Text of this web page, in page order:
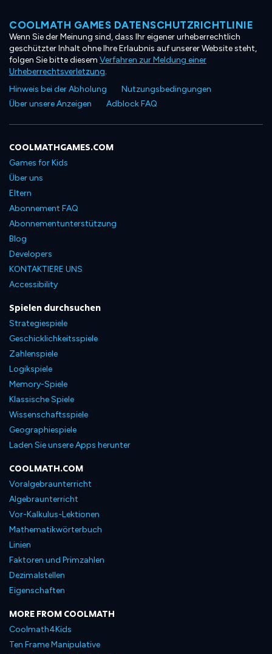
COOLMATH GAMES DATENSCHUTZRICHTLINIE
Wenn Sie der Meinung sind, dass Ihr eigener urheberrechtlich
geschützter Inhalt ohne Ihre Erlaubnis auf unserer Website steht,
folgen Sie bitte diesem Verfahren zur Meldung einer
Urheberrechtsverletzung.
Hinweis bei der Abholung
Nutzungsbedingungen
Über unsere Anzeigen
Adblock FAQ
COOLMATHGAMES.COM
Games for Kids
Über uns
Eltern
Abonnement FAQ
Abonnementunterstützung
Blog
Developers
KONTAKTIERE UNS
Accessibility
Spielen durchsuchen
Strategiespiele
Geschicklichkeitsspiele
Zahlenspiele
Logikspiele
Memory-Spiele
Klassische Spiele
Wissenschaftsspiele
Geographiespiele
Laden Sie unsere Apps herunter
COOLMATH.COM
Voralgebraunterricht
Algebraunterricht
Vor-Kalkulus-Lektionen
Mathematikwörterbuch
Linien
Faktoren und Primzahlen
Dezimalstellen
Eigenschaften
MORE FROM COOLMATH
Coolmath4Kids
Ten Frame Manipulative